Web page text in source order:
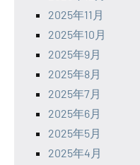
2025年11月
2025年10月
2025年9月
2025年8月
2025年7月
2025年6月
2025年5月
2025年4月